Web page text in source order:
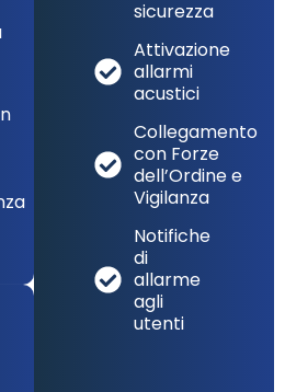
sicurezza
Attivazione
allarmi
acustici
Collegamento
con Forze
dell’Ordine e
Vigilanza
Notifiche
di
allarme
agli
utenti